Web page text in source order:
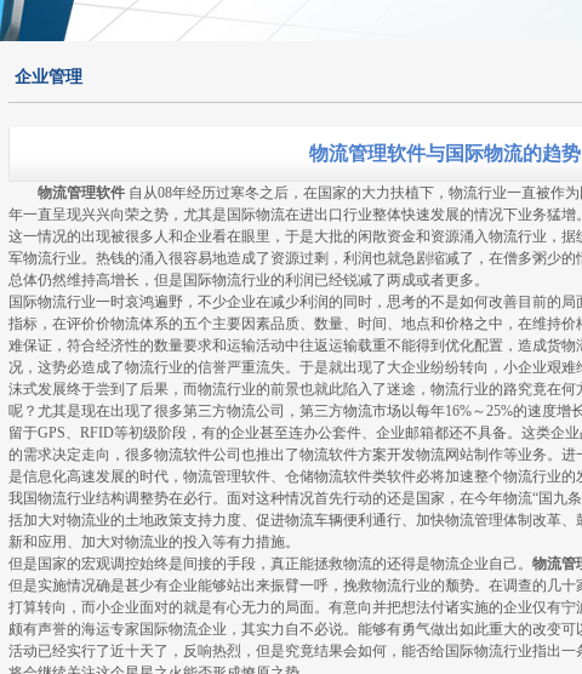
企业管理
物流管理软件与国际物流的趋势
物流管理软件 自从08年经历过寒冬之后，在国家的大力扶植下，物流行业一直被作
年一直呈现兴兴向荣之势，尤其是国际物流在进出口行业整体快速发展的情况下业务猛增。
这一情况的出现被很多人和企业看在眼里，于是大批的闲散资金和资源涌入物流行业，
军物流行业。热钱的涌入很容易地造成了资源过剩，利润也就急剧缩减了，在僧多粥少
总体仍然维持高增长，但是国际物流行业的利润已经锐减了两成或者更多。
国际物流行业一时哀鸿遍野，不少企业在减少利润的同时，思考的不是如何改善目前的
指标，在评价价物流体系的五个主要因素品质、数量、时间、地点和价格之中，在维持
难保证，符合经济性的数量要求和运输活动中往返运输载重不能得到优化配置，造成货
况，这势必造成了物流行业的信誉严重流失。于是就出现了大企业纷纷转向，小企业艰
沫式发展终于尝到了后果，而物流行业的前景也就此陷入了迷途，物流行业的路究竟在
呢？尤其是现在出现了很多第三方物流公司，第三方物流市场以每年16%～25%的速度增
留于GPS、RFID等初级阶段，有的企业甚至连办公套件、企业邮箱都还不具备。这类企
的需求决定走向，很多物流软件公司也推出了物流软件方案开发物流网站制作等业务。
是信息化高速发展的时代，物流管理软件、仓储物流软件类软件必将加速整个物流行业的
我国物流行业结构调整势在必行。面对这种情况首先行动的还是国家，在今年物流“国九
括加大对物流业的土地政策支持力度、促进物流车辆便利通行、加快物流管理体制改革
新和应用、加大对物流业的投入等有力措施。
但是国家的宏观调控始终是间接的手段，真正能拯救物流的还得是物流企业自己。 物流管
但是实施情况确是甚少有企业能够站出来振臂一呼，挽救物流行业的颓势。在调查的几
打算转向，而小企业面对的就是有心无力的局面。有意向并把想法付诸实施的企业仅有
颇有声誉的海运专家国际物流企业，其实力自不必说。能够有勇气做出如此重大的改变
活动已经实行了近十天了，反响热烈，但是究竟结果会如何，能否给国际物流行业指出